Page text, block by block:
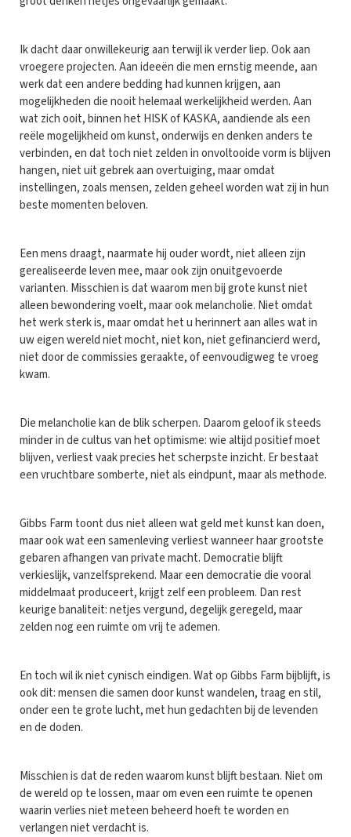
Ik dacht daar onwillekeurig aan terwijl ik verder liep. Ook aan
vroegere projecten. Aan ideeën die men ernstig meende, aan
werk dat een andere bedding had kunnen krijgen, aan
mogelijkheden die nooit helemaal werkelijkheid werden. Aan
wat zich ooit, binnen het HISK of KASKA, aandiende als een
reële mogelijkheid om kunst, onderwijs en denken anders te
verbinden, en dat toch niet zelden in onvoltooide vorm is blijven
hangen, niet uit gebrek aan overtuiging, maar omdat
instellingen, zoals mensen, zelden geheel worden wat zij in hun
beste momenten beloven.
Een mens draagt, naarmate hij ouder wordt, niet alleen zijn
gerealiseerde leven mee, maar ook zijn onuitgevoerde
varianten. Misschien is dat waarom men bij grote kunst niet
alleen bewondering voelt, maar ook melancholie. Niet omdat
het werk sterk is, maar omdat het u herinnert aan alles wat in
uw eigen wereld niet mocht, niet kon, niet gefinancierd werd,
niet door de commissies geraakte, of eenvoudigweg te vroeg
kwam.
Die melancholie kan de blik scherpen. Daarom geloof ik steeds
minder in de cultus van het optimisme: wie altijd positief moet
blijven, verliest vaak precies het scherpste inzicht. Er bestaat
een vruchtbare somberte, niet als eindpunt, maar als methode.
Gibbs Farm toont dus niet alleen wat geld met kunst kan doen,
maar ook wat een samenleving verliest wanneer haar grootste
gebaren afhangen van private macht. Democratie blijft
verkieslijk, vanzelfsprekend. Maar een democratie die vooral
middelmaat produceert, krijgt zelf een probleem. Dan rest
keurige banaliteit: netjes vergund, degelijk geregeld, maar
zelden nog een ruimte om vrij te ademen.
En toch wil ik niet cynisch eindigen. Wat op Gibbs Farm bijblijft, is
ook dit: mensen die samen door kunst wandelen, traag en stil,
onder een te grote lucht, met hun gedachten bij de levenden
en de doden.
Misschien is dat de reden waarom kunst blijft bestaan. Niet om
de wereld op te lossen, maar om even een ruimte te openen
waarin verlies niet meteen beheerd hoeft te worden en
verlangen niet verdacht is.